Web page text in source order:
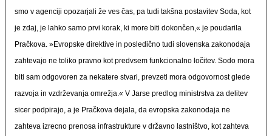
smo v agenciji opozarjali že ves čas, pa tudi takšna postavitev Soda, kot
je zdaj, je lahko samo prvi korak, ki more biti dokončen,« je poudarila
Pračkova. »Evropske direktive in posledično tudi slovenska zakonodaja
zahtevajo ne toliko pravno kot predvsem funkcionalno ločitev. Sodo mora
biti sam odgovoren za nekatere stvari, prevzeti mora odgovornost glede
razvoja in vzdrževanja omrežja.« V Jarse predlog ministrstva za delitev
sicer podpirajo, a je Pračkova dejala, da evropska zakonodaja ne
zahteva izrecno prenosa infrastrukture v državno lastništvo, kot zahteva